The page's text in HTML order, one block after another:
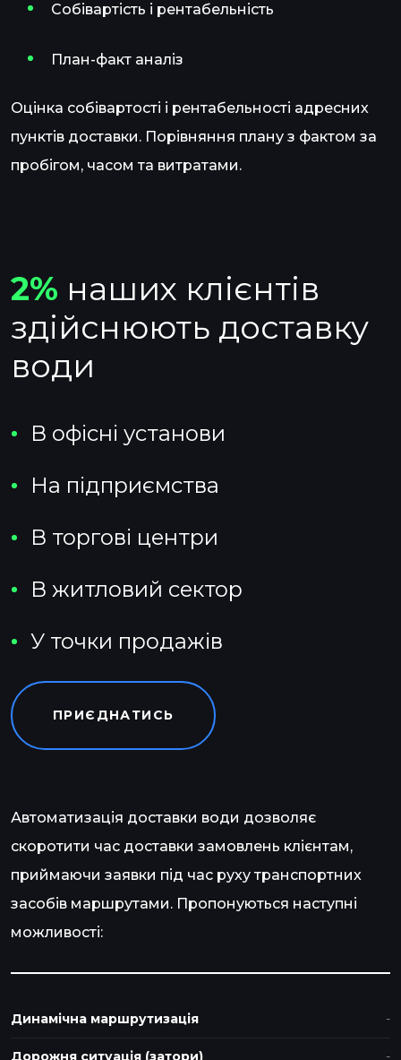
Собівартість і рентабельність
План-факт аналіз
Оцінка собівартості і рентабельності адресних
пунктів доставки. Порівняння плану з фактом за
пробігом, часом та витратами.
2% наших клієнтів
здійснюють доставку
води
В офісні установи
На підприємства
В торгові центри
В житловий сектор
У точки продажів
ПРИЄДНАТИСЬ
Автоматизація доставки води дозволяє
скоротити час доставки замовлень клієнтам,
приймаючи заявки під час руху транспортних
засобів маршрутами. Пропонуються наступні
можливості:
Динамічна маршрутизація
Дорожня ситуація (затори)